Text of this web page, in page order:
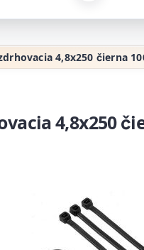
4,8x250 čierna
4,8x250